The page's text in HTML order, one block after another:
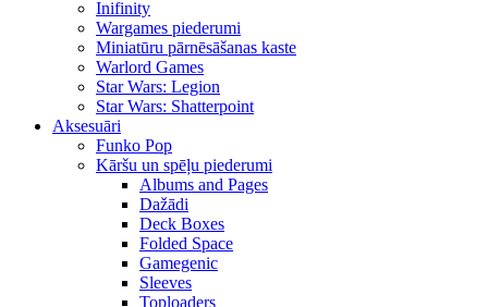
Inifinity
Wargames piederumi
Miniatūru pārnēsāšanas kaste
Warlord Games
Star Wars: Legion
Star Wars: Shatterpoint
Aksesuāri
Funko Pop
Kāršu un spēļu piederumi
Albums and Pages
Dažādi
Deck Boxes
Folded Space
Gamegenic
Sleeves
Toploaders